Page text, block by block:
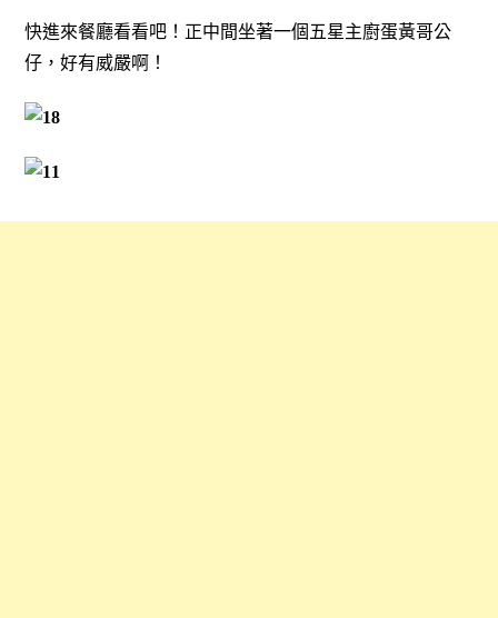
快進來餐廳看看吧！正中間坐著一個五星主廚蛋黃哥公
仔，好有威嚴啊！